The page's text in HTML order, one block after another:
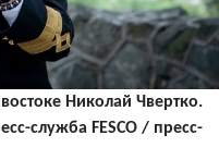
Николай Чвертко.
служба FESCO / пресс-